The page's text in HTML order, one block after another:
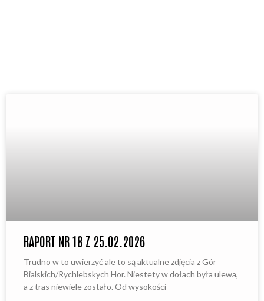
RAPORT NR 18 Z 25.02.2026
Trudno w to uwierzyć ale to są aktualne zdjęcia z Gór
Bialskich/Rychlebskych Hor. Niestety w dołach była ulewa,
a z tras niewiele zostało. Od wysokości